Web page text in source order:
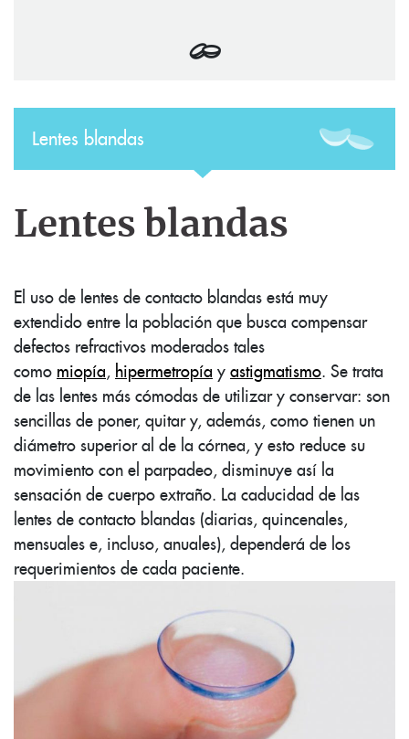
Lentes blandas
Lentes blandas
El uso de lentes de contacto blandas está muy
extendido entre la población que busca compensar
defectos refractivos moderados tales
como miopía, hipermetropía y astigmatismo. Se trata
de las lentes más cómodas de utilizar y conservar: son
sencillas de poner, quitar y, además, como tienen un
diámetro superior al de la córnea, y esto reduce su
movimiento con el parpadeo, disminuye así la
sensación de cuerpo extraño. La caducidad de las
lentes de contacto blandas (diarias, quincenales,
mensuales e, incluso, anuales), dependerá de los
requerimientos de cada paciente.